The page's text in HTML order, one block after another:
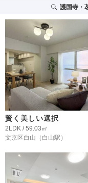
護国寺・
賢く美しい選択
2LDK / 59.03㎡
文京区白山 （白山駅）